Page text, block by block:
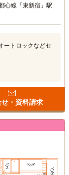
心線「東新宿」駅
ートロックなどセ
せ・資料請求